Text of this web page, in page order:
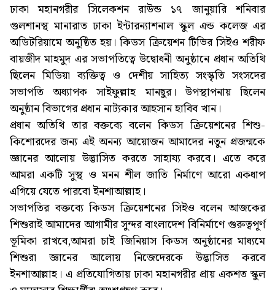
ঢাকা মহানগরীর সিলেকশন রাউন্ড ১৭ জানুয়ারি শনিবার
গুলশানস্থ মানারাত ঢাকা ইন্টারন্যাশনাল স্কুল এন্ড কলেজ এর
অডিটরিয়ামে অনুষ্ঠিত হয়। কিডস ক্রিয়েশন টিভির সিইও শরীফ
বায়জীদ মাহমুদ এর সভাপতিত্বে উদ্বোধনী অনুষ্ঠানে প্রধান অতিথি
ছিলেন মিডিয়া ব্যক্তিত্ব ও দেশীয় সাহিত্য সংস্কৃতি সংসদের
সভাপতি অধ্যাপক সাইফুল্লাহ মানছুর। উপস্থাপনায় ছিলেন
অনুষ্ঠান বিভাগের প্রধান নাট্যকার আহসান হাবিব খান।
প্রধান অতিথি তার বক্তব্যে বলেন কিডস ক্রিয়েশনের শিশু-
কিশোরদের জন্য এই অনন্য আয়োজন আমাদের নতুন প্রজন্মকে
জ্ঞানের আলোয় উদ্ভাসিত করতে সাহায্য করবে। এতে করে
আমরা একটি সুস্থ ও মনন শীল জাতি নির্মাণে আরো একধাপ
এগিয়ে যেতে পারবো ইনশাআল্লাহ।
সভাপতির বক্তব্যে কিডস ক্রিয়েশনের সিইও বলেন আজকের
শিশুরাই আমাদের আগামীর সুন্দর বাংলাদেশ বিনির্মাণে গুরুত্বপূর্ণ
ভূমিকা রাখবে,আমরা চাই জিনিয়াস কিডস অনুষ্ঠানের মাধ্যমে
শিশুরা জ্ঞানের আলোয় নিজেদেরকে উদ্ভাসিত করবে
ইনশাআল্লাহ। এ প্রতিযোগিতায় ঢাকা মহানগরীর প্রায় একশত স্কুল